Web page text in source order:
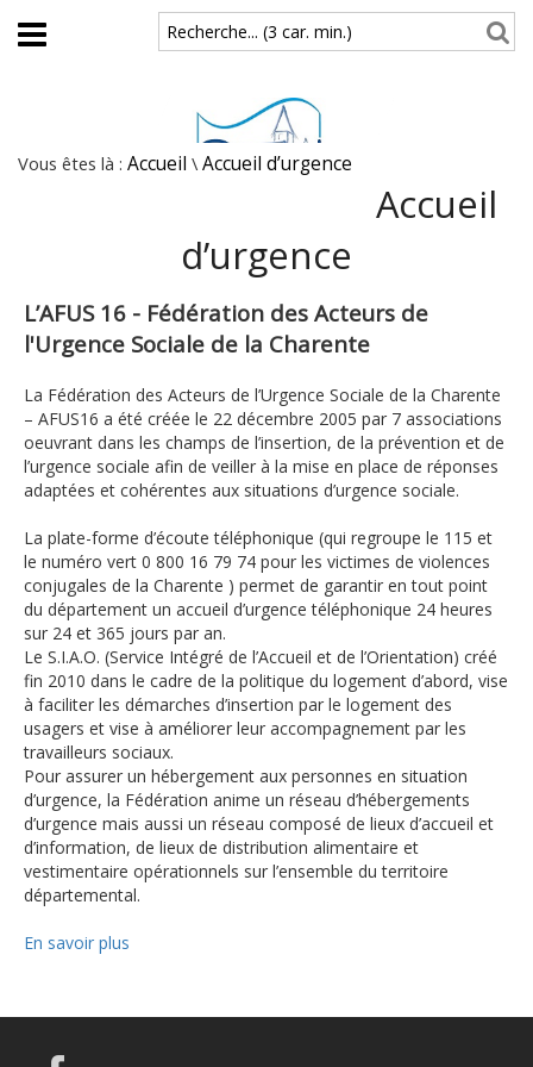
Aller au contenu principal
Recherche... (3 car. min.)
Vous êtes là : Accueil \ Accueil d’urgence
Accueil
d’urgence
L’AFUS 16 - Fédération des Acteurs de
l'Urgence Sociale de la Charente
La Fédération des Acteurs de l’Urgence Sociale de la Charente
– AFUS16 a été créée le 22 décembre 2005 par 7 associations
oeuvrant dans les champs de l’insertion, de la prévention et de
l’urgence sociale afin de veiller à la mise en place de réponses
adaptées et cohérentes aux situations d’urgence sociale.
La plate-forme d’écoute téléphonique (qui regroupe le 115 et
le numéro vert 0 800 16 79 74 pour les victimes de violences
conjugales de la Charente ) permet de garantir en tout point
du département un accueil d’urgence téléphonique 24 heures
sur 24 et 365 jours par an.
Le S.I.A.O. (Service Intégré de l’Accueil et de l’Orientation) créé
fin 2010 dans le cadre de la politique du logement d’abord, vise
à faciliter les démarches d’insertion par le logement des
usagers et vise à améliorer leur accompagnement par les
travailleurs sociaux.
Pour assurer un hébergement aux personnes en situation
d’urgence, la Fédération anime un réseau d’hébergements
d’urgence mais aussi un réseau composé de lieux d’accueil et
d’information, de lieux de distribution alimentaire et
vestimentaire opérationnels sur l’ensemble du territoire
départemental.
En savoir plus